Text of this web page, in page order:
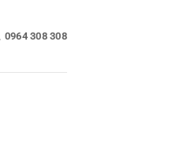
0964 308 308